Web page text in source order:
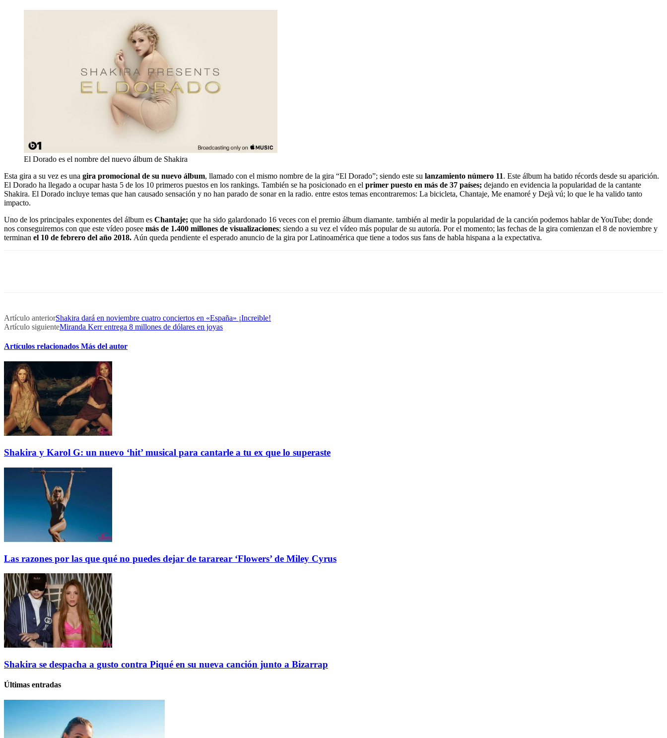
El Dorado es el nombre del nuevo álbum de Shakira
Esta gira a su vez es una gira promocional de su nuevo álbum, llamado con el mismo nombre de la gira “El Dorado”; siendo este su lanzamiento número 11. Este álbum ha batido récords desde su aparición.
El Dorado ha llegado a ocupar hasta 5 de los 10 primeros puestos en los rankings. También se ha posicionado en el primer puesto en más de 37 países; dejando en evidencia la popularidad de la cantante
Shakira. El Dorado incluye temas que han causado sensación y no han parado de sonar en la radio. entre estos temas encontraremos: La bicicleta, Chantaje, Me enamoré y Dejà vú; lo que le ha valido tanto
impacto.
Uno de los principales exponentes del álbum es Chantaje; que ha sido galardonado 16 veces con el premio álbum diamante. también al medir la popularidad de la canción podemos hablar de YouTube; donde
nos conseguiremos con que este vídeo posee más de 1.400 millones de visualizaciones; siendo a su vez el vídeo más popular de su autoría. Por el momento; las fechas de la gira comienzan el 8 de noviembre y
terminan el 10 de febrero del año 2018. Aún queda pendiente el esperado anuncio de la gira por Latinoamérica que tiene a todos sus fans de habla hispana a la expectativa.
Artículo anteriorShakira dará en noviembre cuatro conciertos en «España» ¡Increible!
Artículo siguienteMiranda Kerr entrega 8 millones de dólares en joyas
Artículos relacionados Más del autor
Shakira y Karol G: un nuevo ‘hit’ musical para cantarle a tu ex que lo superaste
Las razones por las que qué no puedes dejar de tararear ‘Flowers’ de Miley Cyrus
Shakira se despacha a gusto contra Piqué en su nueva canción junto a Bizarrap
Últimas entradas